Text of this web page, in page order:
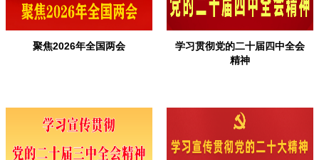
聚焦2026年全国两会
学习贯彻党的二十届四中全会
精神